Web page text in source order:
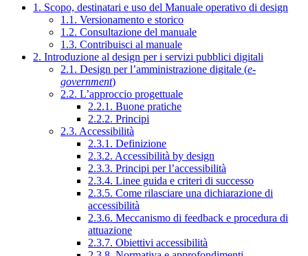
1. Scopo, destinatari e uso del Manuale operativo di design
1.1. Versionamento e storico
1.2. Consultazione del manuale
1.3. Contribuisci al manuale
2. Introduzione al design per i servizi pubblici digitali
2.1. Design per l’amministrazione digitale (e-
government)
2.2. L’approccio progettuale
2.2.1. Buone pratiche
2.2.2. Principi
2.3. Accessibilità
2.3.1. Definizione
2.3.2. Accessibilità by design
2.3.3. Principi per l’accessibilità
2.3.4. Linee guida e criteri di successo
2.3.5. Come rilasciare una dichiarazione di
accessibilità
2.3.6. Meccanismo di feedback e procedura di
attuazione
2.3.7. Obiettivi accessibilità